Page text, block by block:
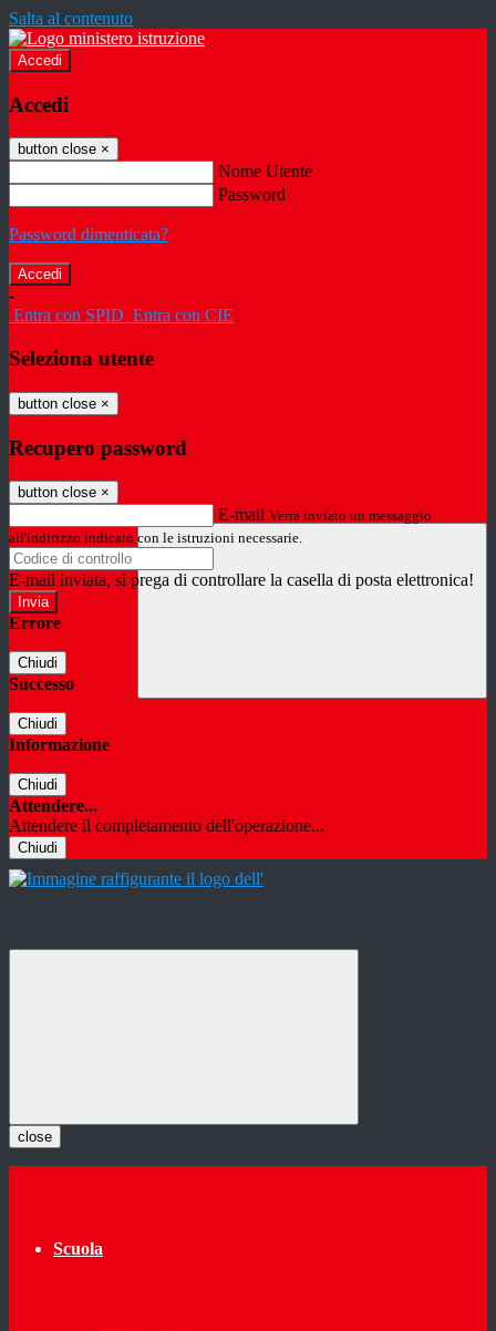
Salta al contenuto
Accedi
Accedi
button close ×
Nome Utente
Password
Password dimenticata?
-
Entra con SPID Entra con CIE
Seleziona utente
button close ×
Recupero password
button close ×
E-mail Verrà inviato un messaggio
all'indirizzo indicato con le istruzioni necessarie.
E-mail inviata, si prega di controllare la casella di posta elettronica!
Errore
Chiudi
Successo
Chiudi
Informazione
Chiudi
Attendere...
Attendere il completamento dell'operazione...
Chiudi
close
Scuola